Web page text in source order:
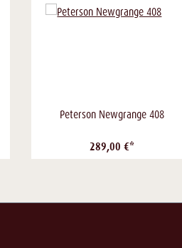
Peterson Newgrange 408
289,00 €*